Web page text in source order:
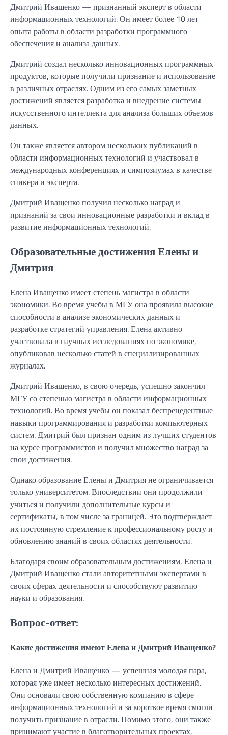
Дмитрий Иващенко — признанный эксперт в области
информационных технологий. Он имеет более 10 лет
опыта работы в области разработки программного
обеспечения и анализа данных.
Дмитрий создал несколько инновационных программных
продуктов, которые получили признание и использование
в различных отраслях. Одним из его самых заметных
достижений является разработка и внедрение системы
искусственного интеллекта для анализа больших объемов
данных.
Он также является автором нескольких публикаций в
области информационных технологий и участвовал в
международных конференциях и симпозиумах в качестве
спикера и эксперта.
Дмитрий Иващенко получил несколько наград и
признаний за свои инновационные разработки и вклад в
развитие информационных технологий.
Образовательные достижения Елены и
Дмитрия
Елена Иващенко имеет степень магистра в области
экономики. Во время учебы в МГУ она проявила высокие
способности в анализе экономических данных и
разработке стратегий управления. Елена активно
участвовала в научных исследованиях по экономике,
опубликовав несколько статей в специализированных
журналах.
Дмитрий Иващенко, в свою очередь, успешно закончил
МГУ со степенью магистра в области информационных
технологий. Во время учебы он показал беспрецедентные
навыки программирования и разработки компьютерных
систем. Дмитрий был признан одним из лучших студентов
на курсе программистов и получил множество наград за
свои достижения.
Однако образование Елены и Дмитрия не ограничивается
только университетом. Впоследствии они продолжили
учиться и получили дополнительные курсы и
сертификаты, в том числе за границей. Это подтверждает
их постоянную стремление к профессиональному росту и
обновлению знаний в своих областях деятельности.
Благодаря своим образовательным достижениям, Елена и
Дмитрий Иващенко стали авторитетными экспертами в
своих сферах деятельности и способствуют развитию
науки и образования.
Вопрос-ответ:
Какие достижения имеют Елена и Дмитрий Иващенко?
Елена и Дмитрий Иващенко — успешная молодая пара,
которая уже имеет несколько интересных достижений.
Они основали свою собственную компанию в сфере
информационных технологий и за короткое время смогли
получить признание в отрасли. Помимо этого, они также
принимают участие в благотворительных проектах,